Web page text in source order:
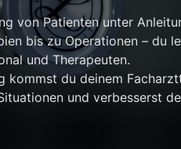
von Patienten unter
bis zu Operationen – du
und Therapeuten.
kommst du deinem
und verbesserst